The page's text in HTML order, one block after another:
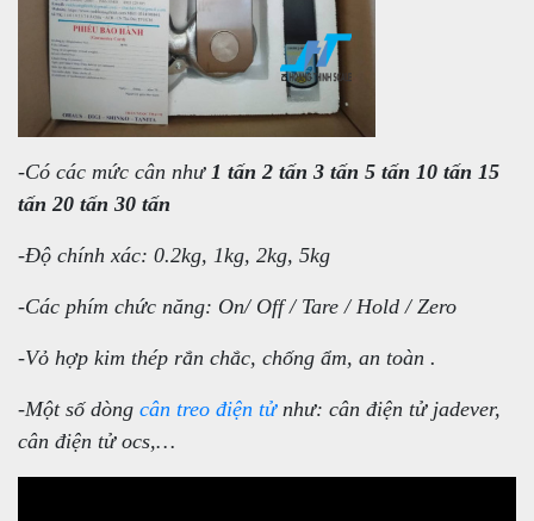
-Có các mức cân như 1 tấn 2 tấn 3 tấn 5 tấn 10 tấn 15
tấn 20 tấn 30 tấn
-Độ chính xác: 0.2kg, 1kg, 2kg, 5kg
-Các phím chức năng: On/ Off / Tare / Hold / Zero
-Vỏ hợp kim thép rắn chắc, chống ẩm, an toàn .
-Một số dòng cân treo điện tửnhư: cân điện tử jadever,
cân điện tử ocs,…